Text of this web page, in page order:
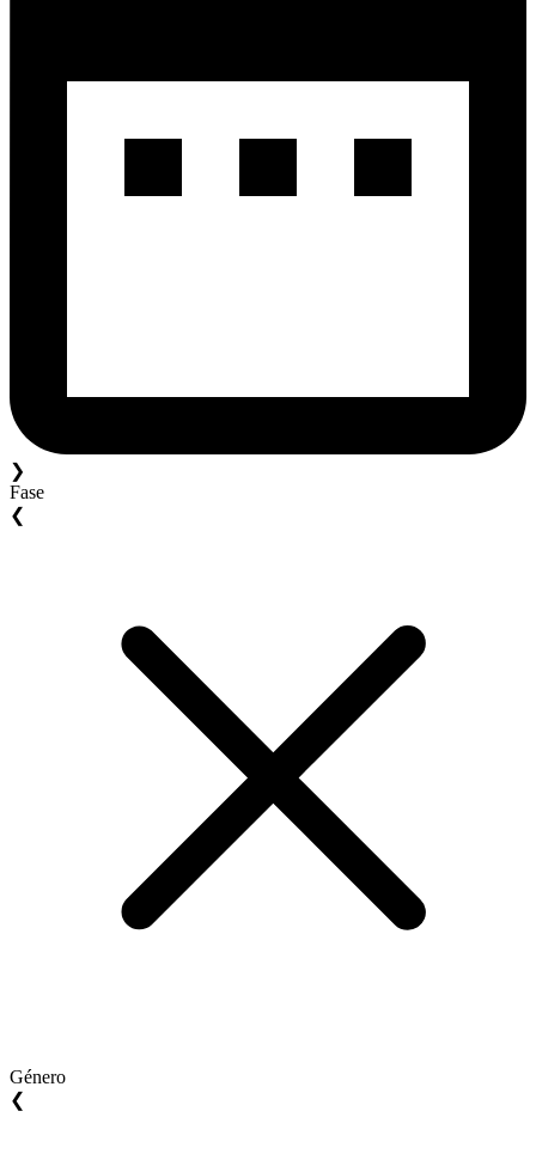
❯
Fase
❮
Género
❮